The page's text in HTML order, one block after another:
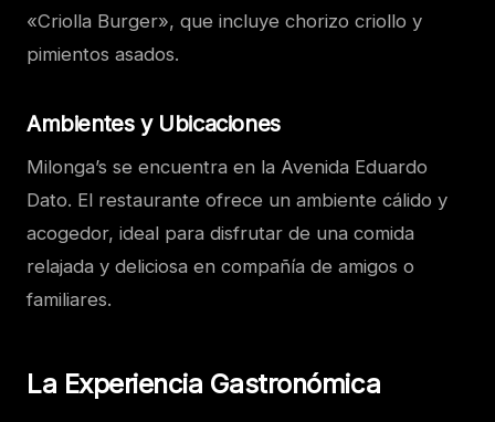
«Criolla Burger», que incluye chorizo criollo y
pimientos asados.
Ambientes y Ubicaciones
Milonga’s se encuentra en la Avenida Eduardo
Dato. El restaurante ofrece un ambiente cálido y
acogedor, ideal para disfrutar de una comida
relajada y deliciosa en compañía de amigos o
familiares.
La Experiencia Gastronómica